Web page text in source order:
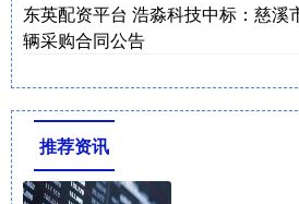
东英配资平台 浩淼科技中标：慈溪
辆采购合同公告
推荐资讯